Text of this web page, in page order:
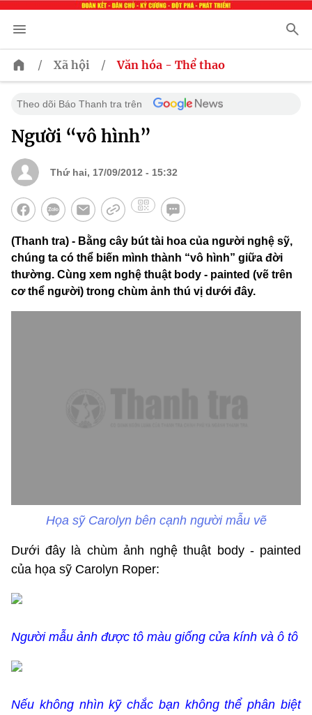
/ Xã hội / Văn hóa - Thể thao
Theo dõi Báo Thanh tra trên
Người “vô hình”
Thứ hai, 17/09/2012 - 15:32
(Thanh tra) - Bằng cây bút tài hoa của người nghệ sỹ,
chúng ta có thể biến mình thành “vô hình” giữa đời
thường. Cùng xem nghệ thuật body - painted (vẽ trên
cơ thể người) trong chùm ảnh thú vị dưới đây.
Họa sỹ Carolyn bên cạnh người mẫu vẽ
Dưới đây là chùm ảnh nghệ thuật body - painted
của họa sỹ Carolyn Roper:
Người mẫu ảnh được tô màu giống cửa kính và ô tô
Nếu không nhìn kỹ chắc bạn không thể phân biệt